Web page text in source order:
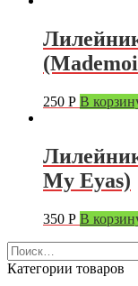
250 Р В
My Eyas)
350 Р В
Найти:
Категории товаров